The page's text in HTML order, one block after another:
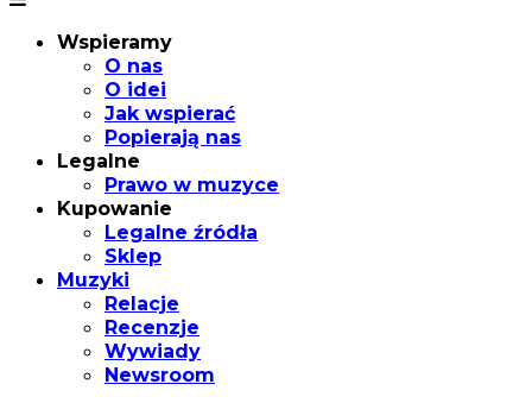
Wspieramy
O nas
O idei
Jak wspierać
Popierają nas
Legalne
Prawo w muzyce
Kupowanie
Legalne źródła
Sklep
Muzyki
Relacje
Recenzje
Wywiady
Newsroom